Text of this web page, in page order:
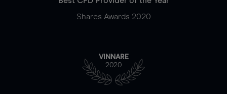
Shares Awards 2020
VINNARE
2020